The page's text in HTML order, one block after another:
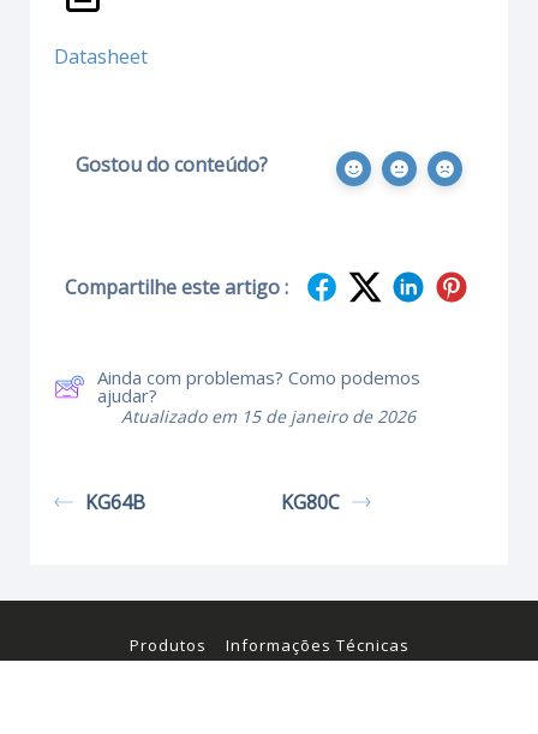
Datasheet
Gostou do conteúdo?
Compartilhe este artigo :
Ainda com problemas? Como podemos
ajudar?
Atualizado em 15 de janeiro de 2026
KG64B KG80C
Produtos
Informações Técnicas